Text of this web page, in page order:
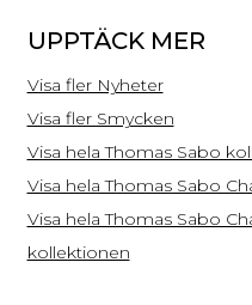
UPPTÄCK MER
Visa fler Nyheter
Visa fler Smycken
Visa hela Thomas Sabo
Visa hela Thomas Sabo
Visa hela Thomas Sabo
kollektionen